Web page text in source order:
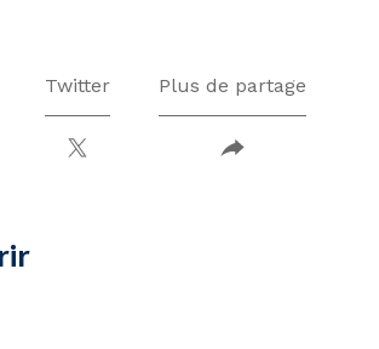
Twitter Plus de partage